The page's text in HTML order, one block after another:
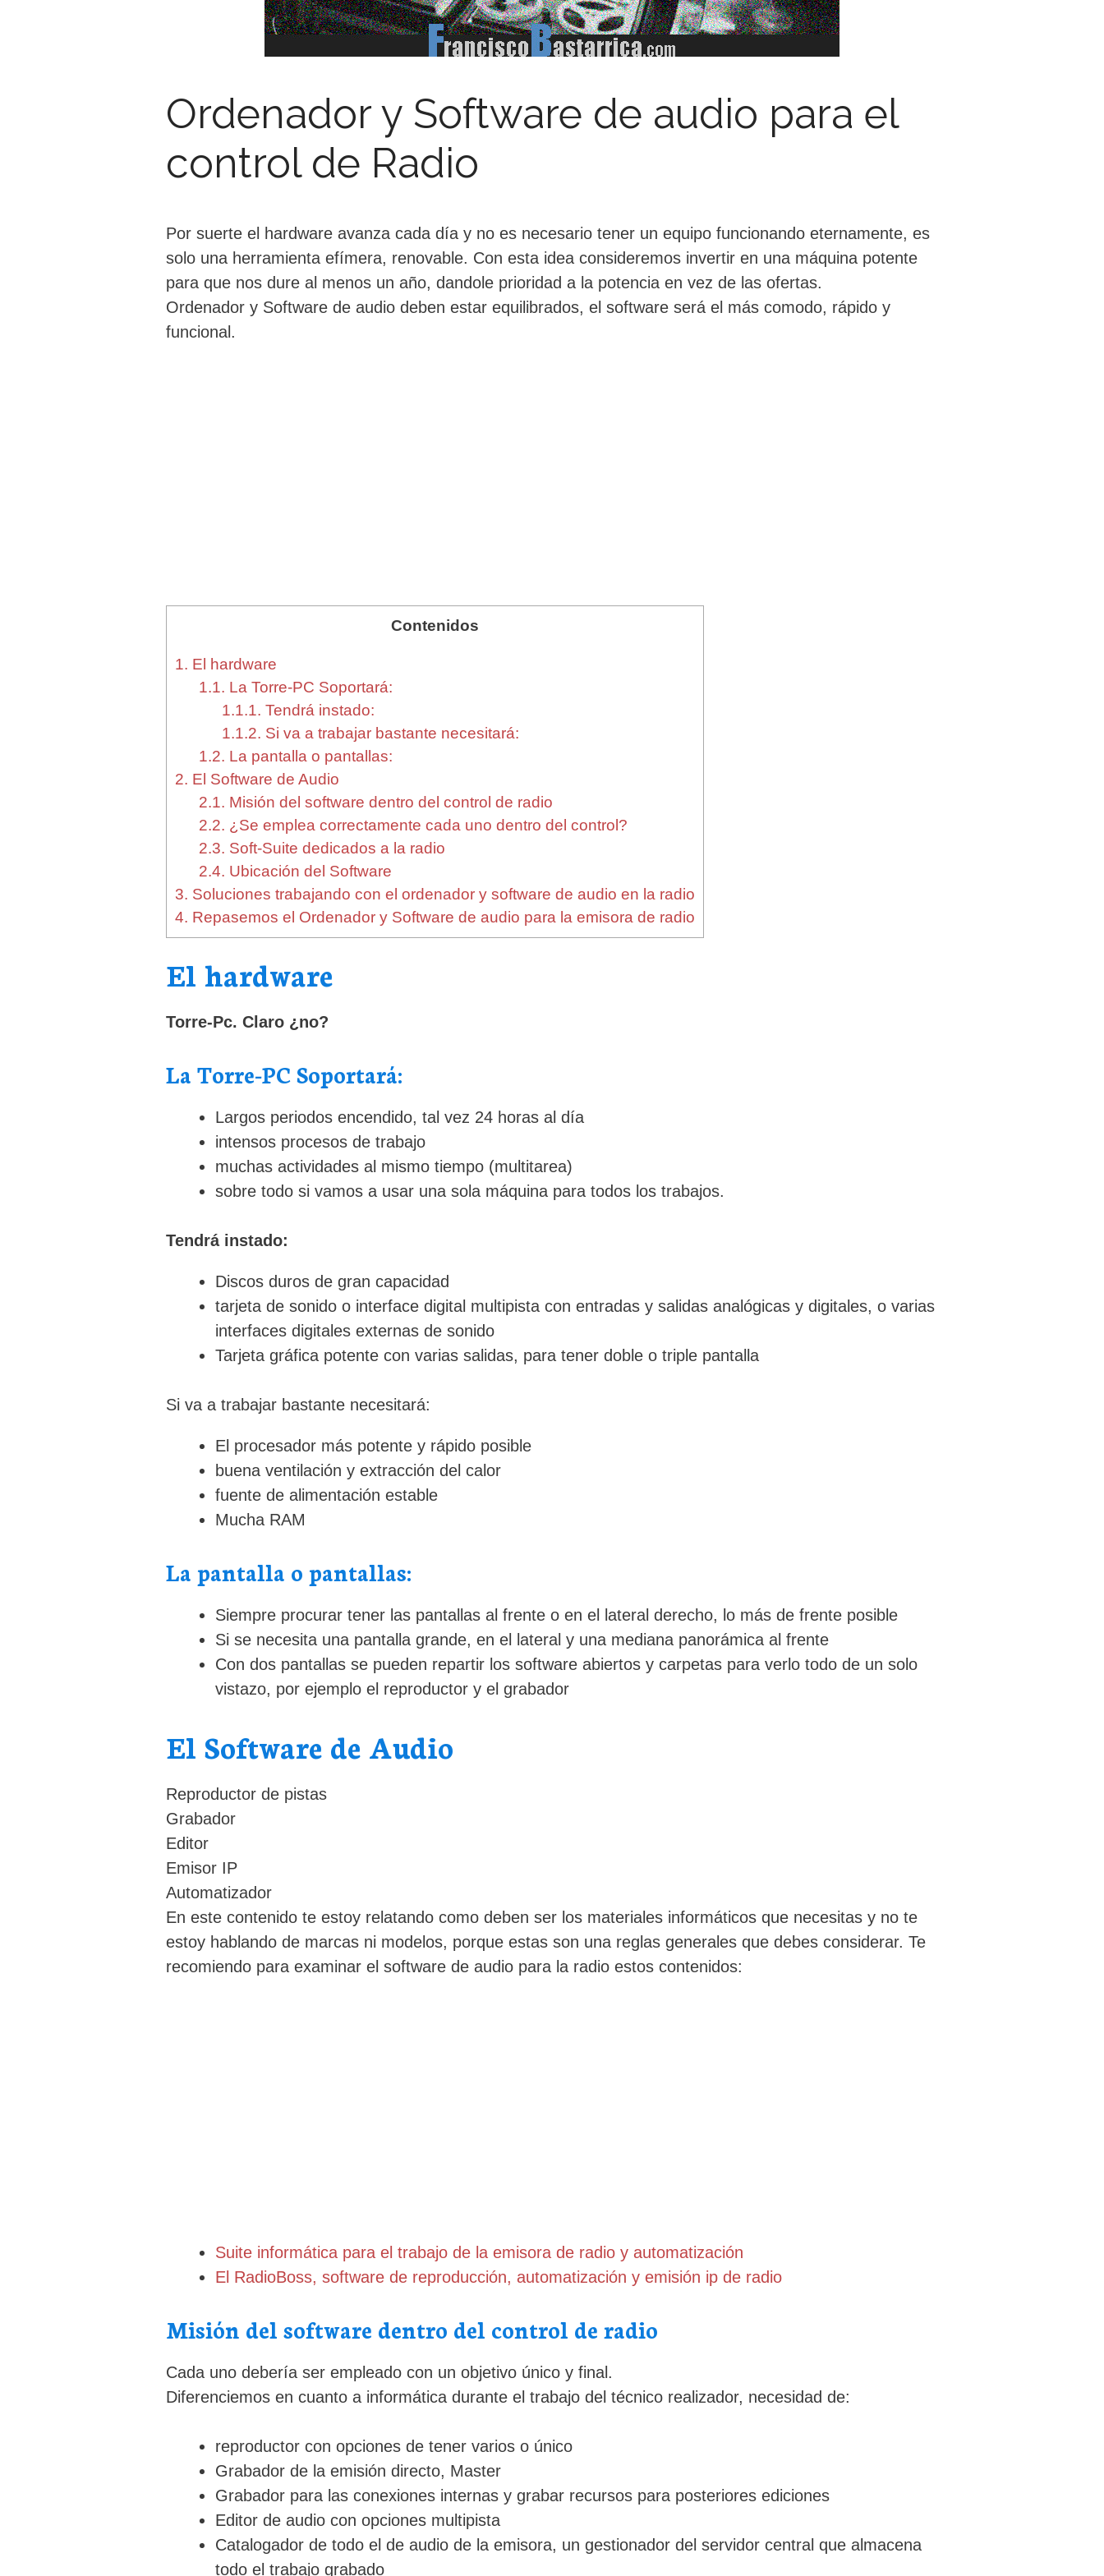
Ordenador y Software de audio para el
control de Radio
Por suerte el hardware avanza cada día y no es necesario tener un equipo funcionando eternamente, es
solo una herramienta efímera, renovable. Con esta idea consideremos invertir en una máquina potente
para que nos dure al menos un año, dandole prioridad a la potencia en vez de las ofertas.
Ordenador y Software de audio deben estar equilibrados, el software será el más comodo, rápido y
funcional.
Contenidos
1. El hardware
1.1. La Torre-PC Soportará:
1.1.1. Tendrá instado:
1.1.2. Si va a trabajar bastante necesitará:
1.2. La pantalla o pantallas:
2. El Software de Audio
2.1. Misión del software dentro del control de radio
2.2. ¿Se emplea correctamente cada uno dentro del control?
2.3. Soft-Suite dedicados a la radio
2.4. Ubicación del Software
3. Soluciones trabajando con el ordenador y software de audio en la radio
4. Repasemos el Ordenador y Software de audio para la emisora de radio
El hardware
Torre-Pc. Claro ¿no?
La Torre-PC Soportará:
Largos periodos encendido, tal vez 24 horas al día
intensos procesos de trabajo
muchas actividades al mismo tiempo (multitarea)
sobre todo si vamos a usar una sola máquina para todos los trabajos.
Tendrá instado:
Discos duros de gran capacidad
tarjeta de sonido o interface digital multipista con entradas y salidas analógicas y digitales, o varias
interfaces digitales externas de sonido
Tarjeta gráfica potente con varias salidas, para tener doble o triple pantalla
Si va a trabajar bastante necesitará:
El procesador más potente y rápido posible
buena ventilación y extracción del calor
fuente de alimentación estable
Mucha RAM
La pantalla o pantallas:
Siempre procurar tener las pantallas al frente o en el lateral derecho, lo más de frente posible
Si se necesita una pantalla grande, en el lateral y una mediana panorámica al frente
Con dos pantallas se pueden repartir los software abiertos y carpetas para verlo todo de un solo
vistazo, por ejemplo el reproductor y el grabador
El Software de Audio
Reproductor de pistas
Grabador
Editor
Emisor IP
Automatizador
En este contenido te estoy relatando como deben ser los materiales informáticos que necesitas y no te
estoy hablando de marcas ni modelos, porque estas son una reglas generales que debes considerar. Te
recomiendo para examinar el software de audio para la radio estos contenidos:
Suite informática para el trabajo de la emisora de radio y automatización
El RadioBoss, software de reproducción, automatización y emisión ip de radio
Misión del software dentro del control de radio
Cada uno debería ser empleado con un objetivo único y final.
Diferenciemos en cuanto a informática durante el trabajo del técnico realizador, necesidad de:
reproductor con opciones de tener varios o único
Grabador de la emisión directo, Master
Grabador para las conexiones internas y grabar recursos para posteriores ediciones
Editor de audio con opciones multipista
Catalogador de todo el de audio de la emisora, un gestionador del servidor central que almacena
todo el trabajo grabado